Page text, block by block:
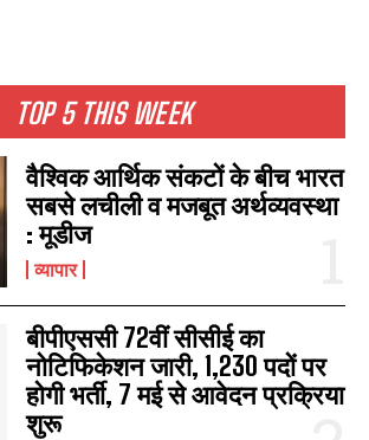
TOP 5 THIS WEEK
वैश्विक आर्थिक संकटों के बीच भारत
सबसे लचीली व मजबूत अर्थव्यवस्था
: मूडीज
व्यापार
बीपीएससी 72वीं सीसीई का
नोटिफिकेशन जारी, 1,230 पदों पर
होगी भर्ती, 7 मई से आवेदन प्रक्रिया
शुरू